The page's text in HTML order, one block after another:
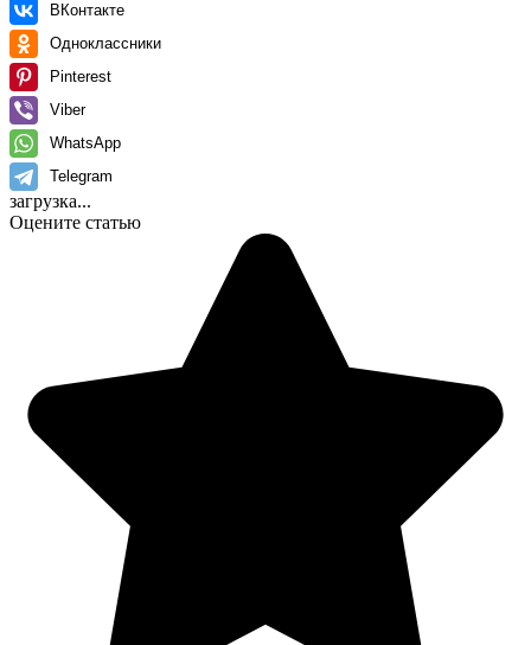
ВКонтакте
Одноклассники
Pinterest
Viber
WhatsApp
Telegram
загрузка...
Оцените статью